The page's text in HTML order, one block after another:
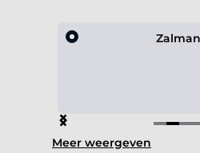
Item
2Meer weergeven